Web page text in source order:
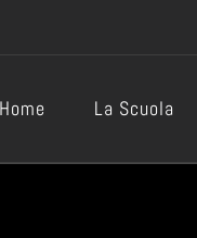
Home La Scuola